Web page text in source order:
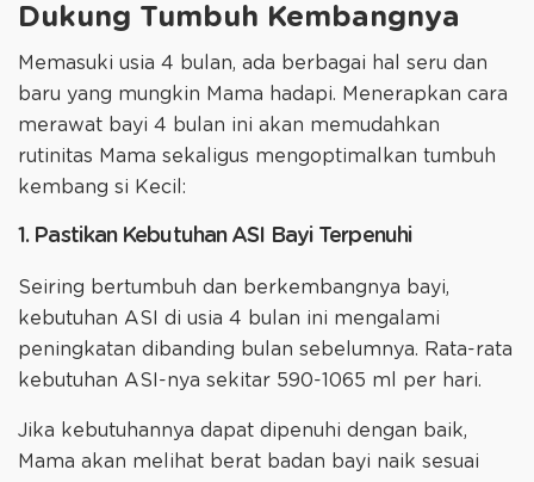
Dukung Tumbuh Kembangnya
Memasuki usia 4 bulan, ada berbagai hal seru dan
baru yang mungkin Mama hadapi. Menerapkan cara
merawat bayi 4 bulan ini akan memudahkan
rutinitas Mama sekaligus mengoptimalkan tumbuh
kembang si Kecil:
1. Pastikan Kebutuhan ASI Bayi Terpenuhi
Seiring bertumbuh dan berkembangnya bayi,
kebutuhan ASI di usia 4 bulan ini mengalami
peningkatan dibanding bulan sebelumnya. Rata-rata
kebutuhan ASI-nya sekitar 590-1065 ml per hari.
Jika kebutuhannya dapat dipenuhi dengan baik,
Mama akan melihat berat badan bayi naik sesuai